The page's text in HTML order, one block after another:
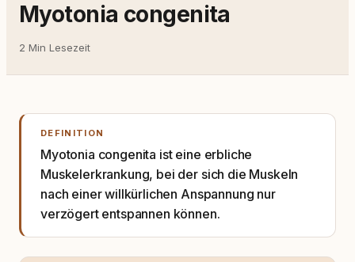
Myotonia congenita
2 Min Lesezeit
DEFINITION
Myotonia congenita ist eine erbliche
Muskelerkrankung, bei der sich die Muskeln
nach einer willkürlichen Anspannung nur
verzögert entspannen können.